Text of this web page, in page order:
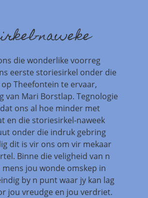
naweke
die wonderlike voorreg
eerste storiesirkel onder die
Theefontein te ervaar,
van Mari Borstlap. Tegnologie
ons al hoe minder met
en die storiesirkel-naweek
onder die indruk gebring
dit is vir ons om vir mekaar
Binne die veligheid van n
mens jou wonde omskep in
by n punt waar jy kan lag
jou vreudge en jou verdriet.